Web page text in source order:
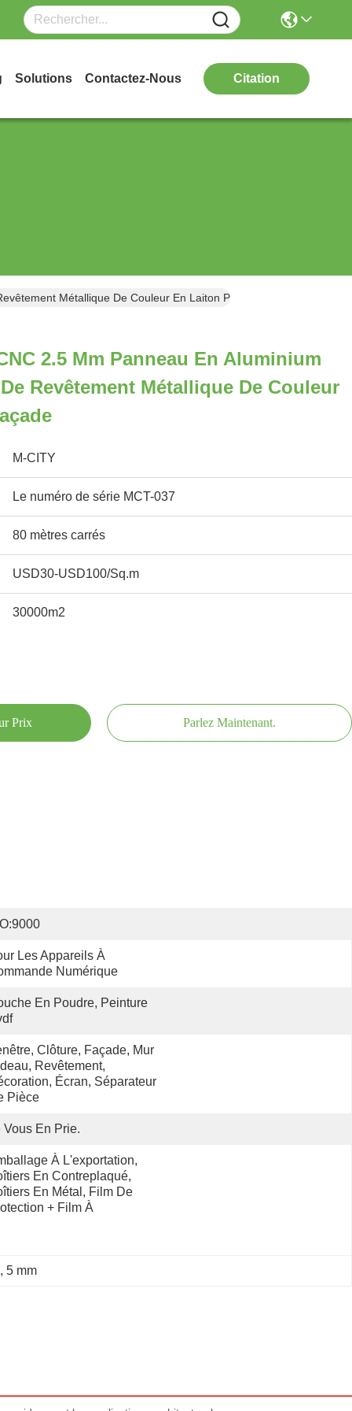
Solutions Contactez-Nous Citation
Métallique De Couleur En Laiton Pour Façade
2.5 Mm Panneau En Aluminium
Revêtement Métallique De Couleur
M-CITY
Le numéro de série MCT-037
80 mètres carrés
USD30-USD100/Sq.m
30000m2
Prix Parlez Maintenant.
Les Appareils À
Numérique
En Poudre, Peinture
Clôture, Façade, Mur
Revêtement,
Écran, Séparateur
Pièce
Vous En Prie.
À L'exportation,
En Contreplaqué,
En Métal, Film De
+ Film À
, 5 mm